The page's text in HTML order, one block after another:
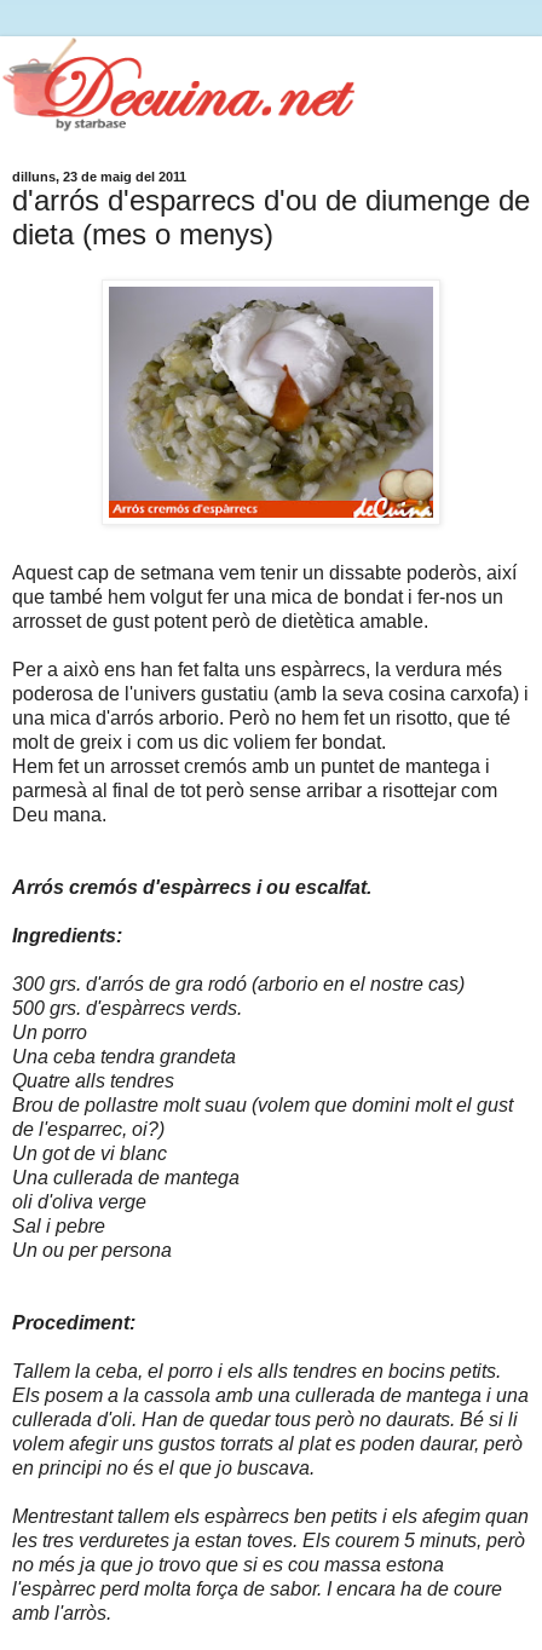
dilluns, 23 de maig del 2011
d'arrós d'esparrecs d'ou de diumenge de
dieta (mes o menys)
Aquest cap de setmana vem tenir un dissabte poderòs, així
que també hem volgut fer una mica de bondat i fer-nos un
arrosset de gust potent però de dietètica amable.
Per a això ens han fet falta uns espàrrecs, la verdura més
poderosa de l'univers gustatiu (amb la seva cosina carxofa) i
una mica d'arrós arborio. Però no hem fet un risotto, que té
molt de greix i com us dic voliem fer bondat.
Hem fet un arrosset cremós amb un puntet de mantega i
parmesà al final de tot però sense arribar a risottejar com
Deu mana.
Arrós cremós d'espàrrecs i ou escalfat.
Ingredients:
300 grs. d'arrós de gra rodó (arborio en el nostre cas)
500 grs. d'espàrrecs verds.
Un porro
Una ceba tendra grandeta
Quatre alls tendres
Brou de pollastre molt suau (volem que domini molt el gust
de l'esparrec, oi?)
Un got de vi blanc
Una cullerada de mantega
oli d'oliva verge
Sal i pebre
Un ou per persona
Procediment:
Tallem la ceba, el porro i els alls tendres en bocins petits.
Els posem a la cassola amb una cullerada de mantega i una
cullerada d'oli. Han de quedar tous però no daurats. Bé si li
volem afegir uns gustos torrats al plat es poden daurar, però
en principi no és el que jo buscava.
Mentrestant tallem els espàrrecs ben petits i els afegim quan
les tres verduretes ja estan toves. Els courem 5 minuts, però
no més ja que jo trovo que si es cou massa estona
l'espàrrec perd molta força de sabor. I encara ha de coure
amb l'arròs.